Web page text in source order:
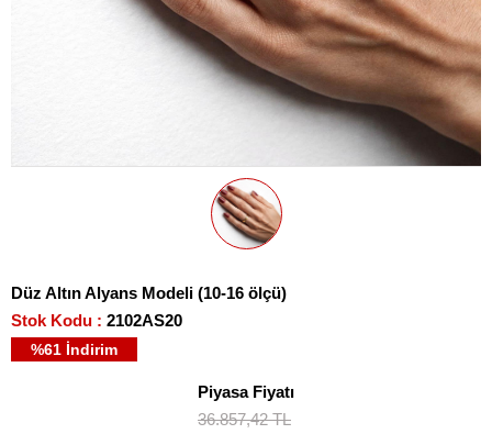
Düz Altın Alyans Modeli (10-16 ölçü)
Stok Kodu
2102AS20
%61 İndirim
Piyasa Fiyatı
36.857,42 TL